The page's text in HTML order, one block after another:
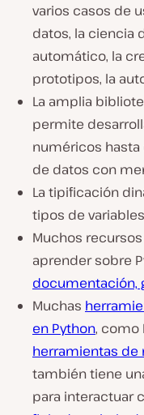
varios casos de
datos, la ciencia
automático, la
prototipos, la
La amplia
permite
numéricos
de datos con
La tipificación
tipos de
Muchos
aprender sobre
documentación,
Muchas
en Python, como
herramientas de
también tiene
para interactuar